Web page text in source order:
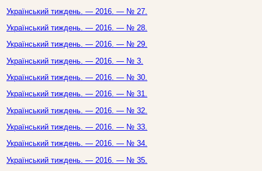
Український тиждень. — 2016. — № 27.
Український тиждень. — 2016. — № 28.
Український тиждень. — 2016. — № 29.
Український тиждень. — 2016. — № 3.
Український тиждень. — 2016. — № 30.
Український тиждень. — 2016. — № 31.
Український тиждень. — 2016. — № 32.
Український тиждень. — 2016. — № 33.
Український тиждень. — 2016. — № 34.
Український тиждень. — 2016. — № 35.